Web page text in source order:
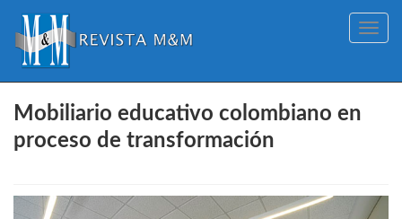
Toggle
Mobiliario educativo colombiano en
proceso de transformación